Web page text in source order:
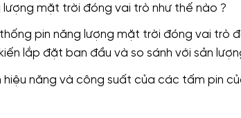
mặt trời đóng vai trò như thế nào ?
pin năng lượng mặt trời đóng vai trò
lắp đặt ban đầu và so sánh với sản
hiệu năng và công suất của các tấm pin